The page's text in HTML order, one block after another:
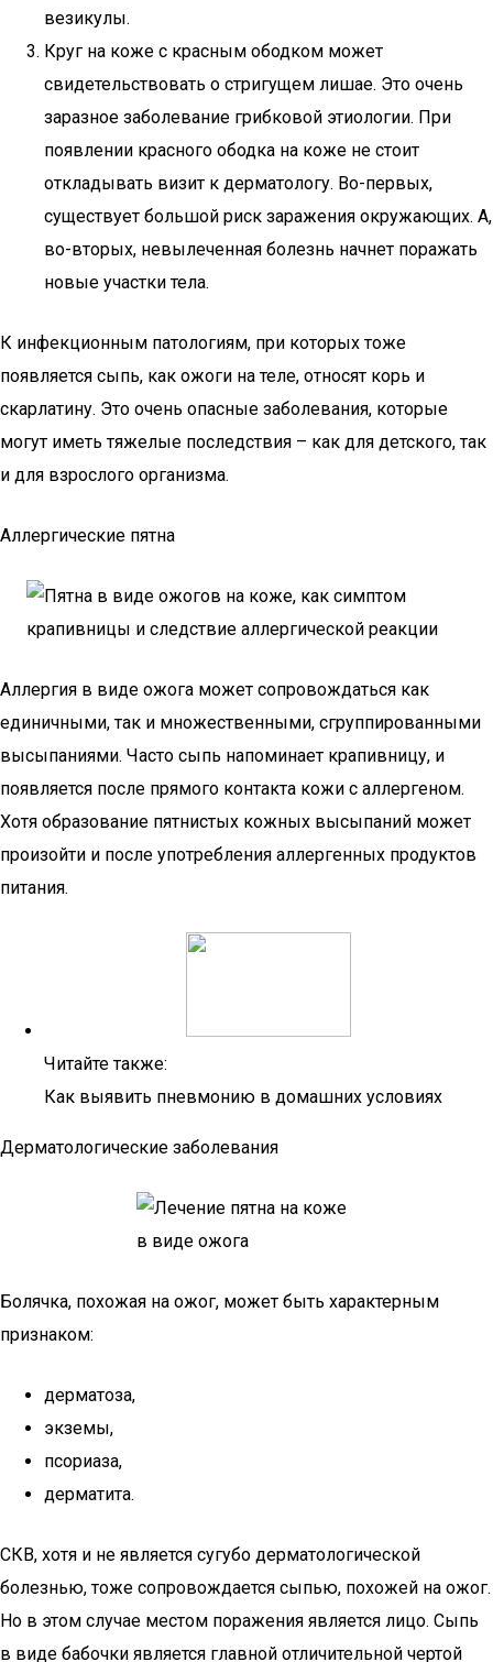
везикулы.
Круг на коже с красным ободком может
свидетельствовать о стригущем лишае. Это очень
заразное заболевание грибковой этиологии. При
появлении красного ободка на коже не стоит
откладывать визит к дерматологу. Во-первых,
существует большой риск заражения окружающих. А,
во-вторых, невылеченная болезнь начнет поражать
новые участки тела.
К инфекционным патологиям, при которых тоже
появляется сыпь, как ожоги на теле, относят корь и
скарлатину. Это очень опасные заболевания, которые
могут иметь тяжелые последствия – как для детского, так
и для взрослого организма.
Аллергические пятна
Аллергия в виде ожога может сопровождаться как
единичными, так и множественными, сгруппированными
высыпаниями. Часто сыпь напоминает крапивницу, и
появляется после прямого контакта кожи с аллергеном.
Хотя образование пятнистых кожных высыпаний может
произойти и после употребления аллергенных продуктов
питания.
Читайте также:
Как выявить пневмонию в домашних условиях
Дерматологические заболевания
Болячка, похожая на ожог, может быть характерным
признаком:
дерматоза,
экземы,
псориаза,
дерматита.
СКВ, хотя и не является сугубо дерматологической
болезнью, тоже сопровождается сыпью, похожей на ожог.
Но в этом случае местом поражения является лицо. Сыпь
в виде бабочки является главной отличительной чертой